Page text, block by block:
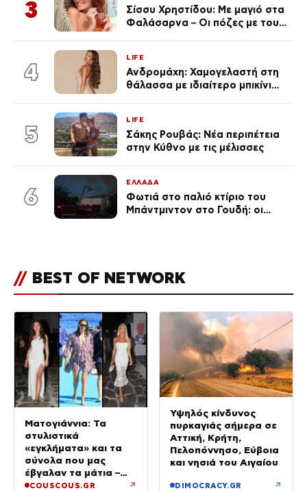
3
Σίσσυ Χρηστίδου: Με μαγιό στα
Φαλάσαρνα – Οι πόζες με τους
4
LIFE
Ανδρομάχη: Χαμογελαστή στη
θάλασσα με ιδιαίτερο μπικίνι
5
LIFE
Σάκης Ρουβάς: Νέα περιπέτεια
στην Κύθνο με τις μέλισσες
6
ΕΛΛΑΔΑ
Φωτιά στο παλιό κτίριο του
Μπάντμιντον στο Γουδή: οι
// BEST OF NETWORK
Ματογιάννια: Τα
στυλιστικά
«εγκλήματα» και τα
σύνολα που μας
έβγαλαν τα μάτια –
Μόνο τρεις πήραν 10
COUSCOUS.GR ↗
Υψηλός κίνδυνος
πυρκαγιάς σήμερα σε
Αττική, Κρήτη,
Πελοπόννησο, Εύβοια
και νησιά του Αιγαίου
DIMOCRACY.GR ↗